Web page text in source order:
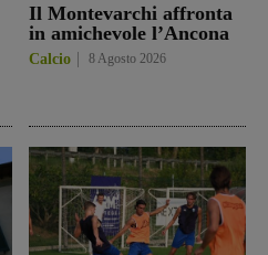
Il Montevarchi affronta
in amichevole l’Ancona
Calcio 8 Agosto 2026